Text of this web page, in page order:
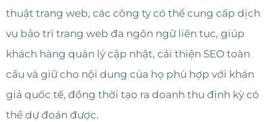
thuật trang web, các công ty có thể cung cấp dịch
vụ bảo trì trang web đa ngôn ngữ liên tục, giúp
khách hàng quản lý cập nhật, cải thiện SEO toàn
cầu và giữ cho nội dung của họ phù hợp với khán
giả quốc tế, đồng thời tạo ra doanh thu định kỳ có
thể dự đoán được.